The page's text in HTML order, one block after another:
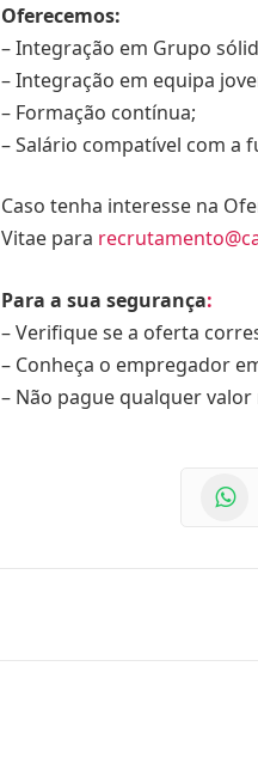
Oferecemos:
– Integração em Grupo
– Integração em equipa
– Formação contínua;
– Salário compatível com a
Caso tenha interesse na
Vitae para
Para a sua segurança:
– Verifique se a oferta
– Conheça o empregador
– Não pague qualquer